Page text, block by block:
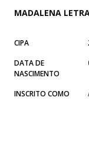
MADALENA
CIPA
DATA DE
NASCIMENTO
INSCRITO COMO